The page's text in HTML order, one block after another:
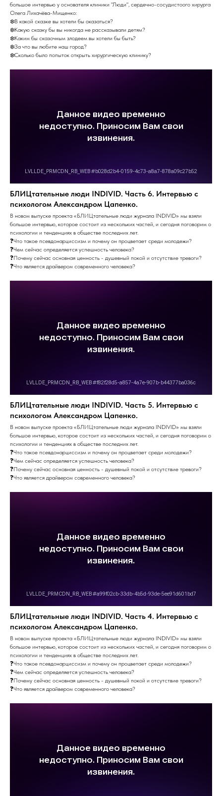
большое интервью у основателя клиники "Люди", сердечно-сосудистоого хирурга
Олега Лихачёва-Мищенко:
❄️В какой сказке вы хотели бы оказаться?
❄️Какую сказку бы вы никогда не рассказывали детям?
❄️Каким бы сказочным злодеем вы хотели бы быть?
❄️За что вы любите наш город?
❄️Сколько было попыток открыть хирургическую клинику?
БЛИЦтательные люди INDIVID. Часть 6. Интервью с
психологом Александром Цапенко.
В новом выпуске проекта «БЛИЦтательные люди журнала INDIVID» мы взяли
большое интервью, которое состоит из нескольких частей, и сегодня поговорим о
психологии и тенденциях в обществе последних лет.
❓Что такое псевдонарциссизм и почему он процветает среди молодежи?
❓Чем сейчас определяется успешность человека?
❓Почему сейчас основная ценность - душевный покой и отсутствие тревоги?
❓Что является драйвером современного человека?
БЛИЦтательные люди INDIVID. Часть 5. Интервью с
психологом Александром Цапенко.
В новом выпуске проекта «БЛИЦтательные люди журнала INDIVID» мы взяли
большое интервью, которое состоит из нескольких частей, и сегодня поговорим о
психологии и тенденциях в обществе последних лет.
❓Что такое псевдонарциссизм и почему он процветает среди молодежи?
❓Чем сейчас определяется успешность человека?
❓Почему сейчас основная ценность - душевный покой и отсутствие тревоги?
❓Что является драйвером современного человека?
БЛИЦтательные люди INDIVID. Часть 4. Интервью с
психологом Александром Цапенко.
В новом выпуске проекта «БЛИЦтательные люди журнала INDIVID» мы взяли
большое интервью, которое состоит из нескольких частей, и сегодня поговорим о
психологии и тенденциях в обществе последних лет.
❓Что такое псевдонарциссизм и почему он процветает среди молодежи?
❓Чем сейчас определяется успешность человека?
❓Почему сейчас основная ценность - душевный покой и отсутствие тревоги?
❓Что является драйвером современного человека?